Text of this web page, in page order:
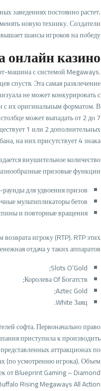
заведениях постоянно растет.
новую технику. Создатели
шансы игроков на победу.
онлайн казино
машина с системой Megaways.
спустя. Эта самая развлечение
не может конкурировать с
с их оригинальным форматом. В
может выпадать от 2 до 7
1 или 2 дополнительных
на них присутствует 4 знака.
внушительное количество
призовые функции:
для удвоения призов;
мультипликаторы бетов.
и повторные вращения.
игроку (RTP). RTP этих
отдача у таких аппаратов:
Slots O’Gold;
Королева Of Богатств;
Aztec Gold;
White Заяц.
софта. Первоначально право
приступила к производить
аттракционах по
(по усмотрению игрока). Объем
от Blueprint Gaming – Diamond
Rising Megaways All Action.